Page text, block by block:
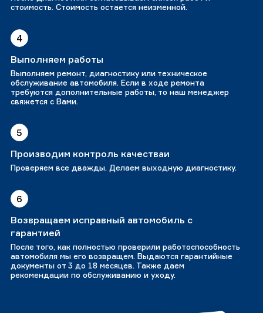
стоимость. Стоимость остается неизменной.
4
Выполняем работы
Выполняем ремонт, диагностику или техническое
обслуживание автомобиля. Если в ходе ремонта
требуются дополнительные работы, то наш менеджер
свяжется с Вами.
5
Производим контроль качестваи
Проверяем все дважды. Делаем выходную диагностику.
6
Возвращаем исправный автомобиль с
гарантией
После того, как полностью проверили работоспособность
автомобиля мы его возвращем. Выдаются гарантийные
документы от 3 до 18 месяцев. Также даем
рекомендации по обслуживанию и уходу.